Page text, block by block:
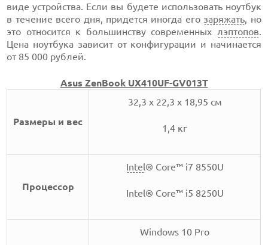
виде устройства. Если вы будете использовать ноутбук
в течение всего дня, придется иногда его заряжать , но
это относится к большинству современных
лэптопов
Цена ноутбука зависит от конфигурации и начинается
от 85 000 рублей.
Asus ZenBook UX410UF-GV013T
Размеры и вес
32,3 x 22,3 x 18,95 см
1,4 кг
Процессoр
Intel® Core™ i7 8550U
Intel® Core™ i5 8250U
Windows 10 Pro